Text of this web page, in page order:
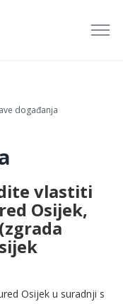
događanja
vlastiti
Osijek,
Osijek u suradnji s